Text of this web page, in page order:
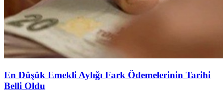
En Düşük Emekli Aylığı Fark Ödemelerinin Tarihi
Belli Oldu